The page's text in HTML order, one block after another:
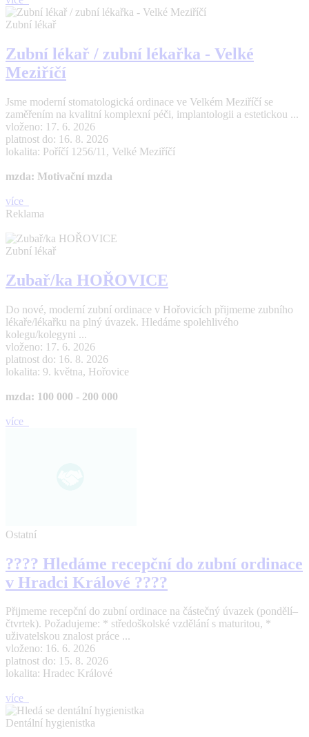
Zubní lékař
Zubní lékař / zubní lékařka - Velké
Meziříčí
Jsme moderní stomatologická ordinace ve Velkém Meziříčí se
zaměřením na kvalitní komplexní péči, implantologii a estetickou ...
vloženo: 17. 6. 2026
platnost do: 16. 8. 2026
lokalita: Poříčí 1256/11, Velké Meziříčí
mzda: Motivační mzda
více
Reklama
Zubní lékař
Zubař/ka HOŘOVICE
Do nové, moderní zubní ordinace v Hořovicích přijmeme zubního
lékaře/lékařku na plný úvazek. Hledáme spolehlivého
kolegu/kolegyni ...
vloženo: 17. 6. 2026
platnost do: 16. 8. 2026
lokalita: 9. května, Hořovice
mzda: 100 000 - 200 000
více
Ostatní
???? Hledáme recepční do zubní ordinace
v Hradci Králové ????
Přijmeme recepční do zubní ordinace na částečný úvazek (pondělí–
čtvrtek). Požadujeme: * středoškolské vzdělání s maturitou, *
uživatelskou znalost práce ...
vloženo: 16. 6. 2026
platnost do: 15. 8. 2026
lokalita: Hradec Králové
více
Dentální hygienistka